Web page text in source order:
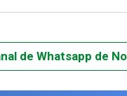
de Whatsapp de